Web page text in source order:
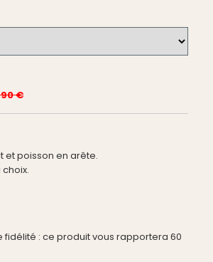
€
et poisson en arête.
fidélité : ce produit vous rapportera 60